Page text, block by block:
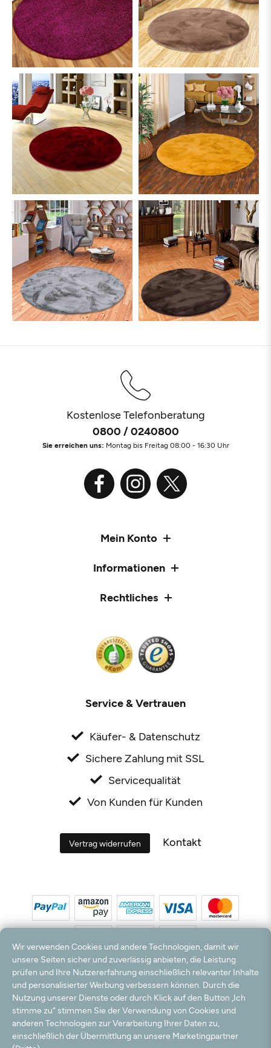
Kostenlose Telefonberatung
0800 / 0240800
Sie erreichen uns: Montag bis Freitag 08:00 - 16:30 Uhr
Mein Konto
Informationen
Rechtliches
Service & Vertrauen
Käufer- & Datenschutz
Sichere Zahlung mit SSL
Servicequalität
Von Kunden für Kunden
Vertrag widerrufen Kontakt
*Alle Preise inkl. MwSt. und zzgl. Versandkosten. **Kostenloser Versand und Rückversand
nur innerhalb Deutschlands und Österreichs.
Hinweis:Wir nutzen Ihre E-Mail Adresse für werbliche Zwecke, die jederzeit widerrufen
werden können. Ihre Daten werden nicht an Dritte weitergegeben.
© 2003 - 2026 Teppichversand24 GmbH / Alle Rechte vorbehalten. powered by
createyourtemplate
Wir verwenden Cookies und andere Technologien, damit wir
unsere Seiten sicher und zuverlässig anbieten, die Leistung
prüfen und Ihre Nutzererfahrung einschließlich relevanter Inhalte
und personalisierter Werbung verbessern können. Durch die
Nutzung unserer Dienste oder durch Klick auf den Button „Ich
stimme zu“ stimmen Sie der Verwendung von Cookies und
anderen Technologien zur Verarbeitung Ihrer Daten zu,
einschließlich der Übermittlung an unsere Marketingpartner